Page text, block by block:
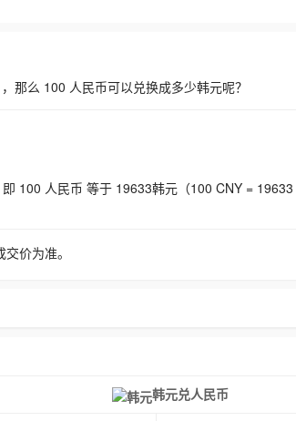
那么 100 人民币可以兑换成多少韩元呢？
100 人民币 等于 19633韩元（100 CNY = 19633
价为准。
韩元兑人民币